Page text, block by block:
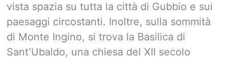
vista spazia su tutta la città di Gubbio e sui
paesaggi circostanti. Inoltre, sulla sommità
di Monte Ingino, si trova la Basilica di
Sant’Ubaldo, una chiesa del XII secolo